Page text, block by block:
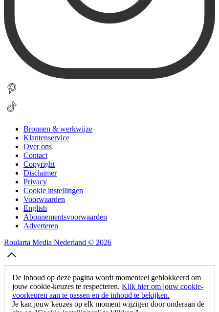
Bronnen & werkwijze
Klantenservice
Over ons
Contact
Copyright
Disclaimer
Privacy
Cookie instellingen
Voorwaarden
English
Abonnementsvoorwaarden
Adverteren
Roularta Media Nederland © 2026
De inhoud op deze pagina wordt momenteel geblokkeerd om
jouw cookie-keuzes te respecteren. Klik hier om jouw cookie-
voorkeuren aan te passen en de inhoud te bekijken.
Je kan jouw keuzes op elk moment wijzigen door onderaan de